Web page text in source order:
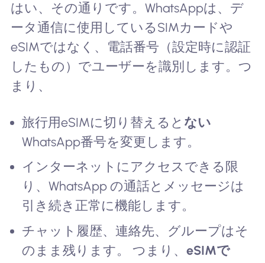
はい、その通りです。WhatsAppは、デ
ータ通信に使用しているSIMカードや
eSIMではなく、電話番号（設定時に認証
したもの）でユーザーを識別します。つ
まり、
旅行用eSIMに切り替えると ない
WhatsApp番号を変更します。
インターネットにアクセスできる限
り、WhatsApp の通話とメッセージは
引き続き正常に機能します。
チャット履歴、連絡先、グループはそ
のまま残ります。 つまり、eSIMで